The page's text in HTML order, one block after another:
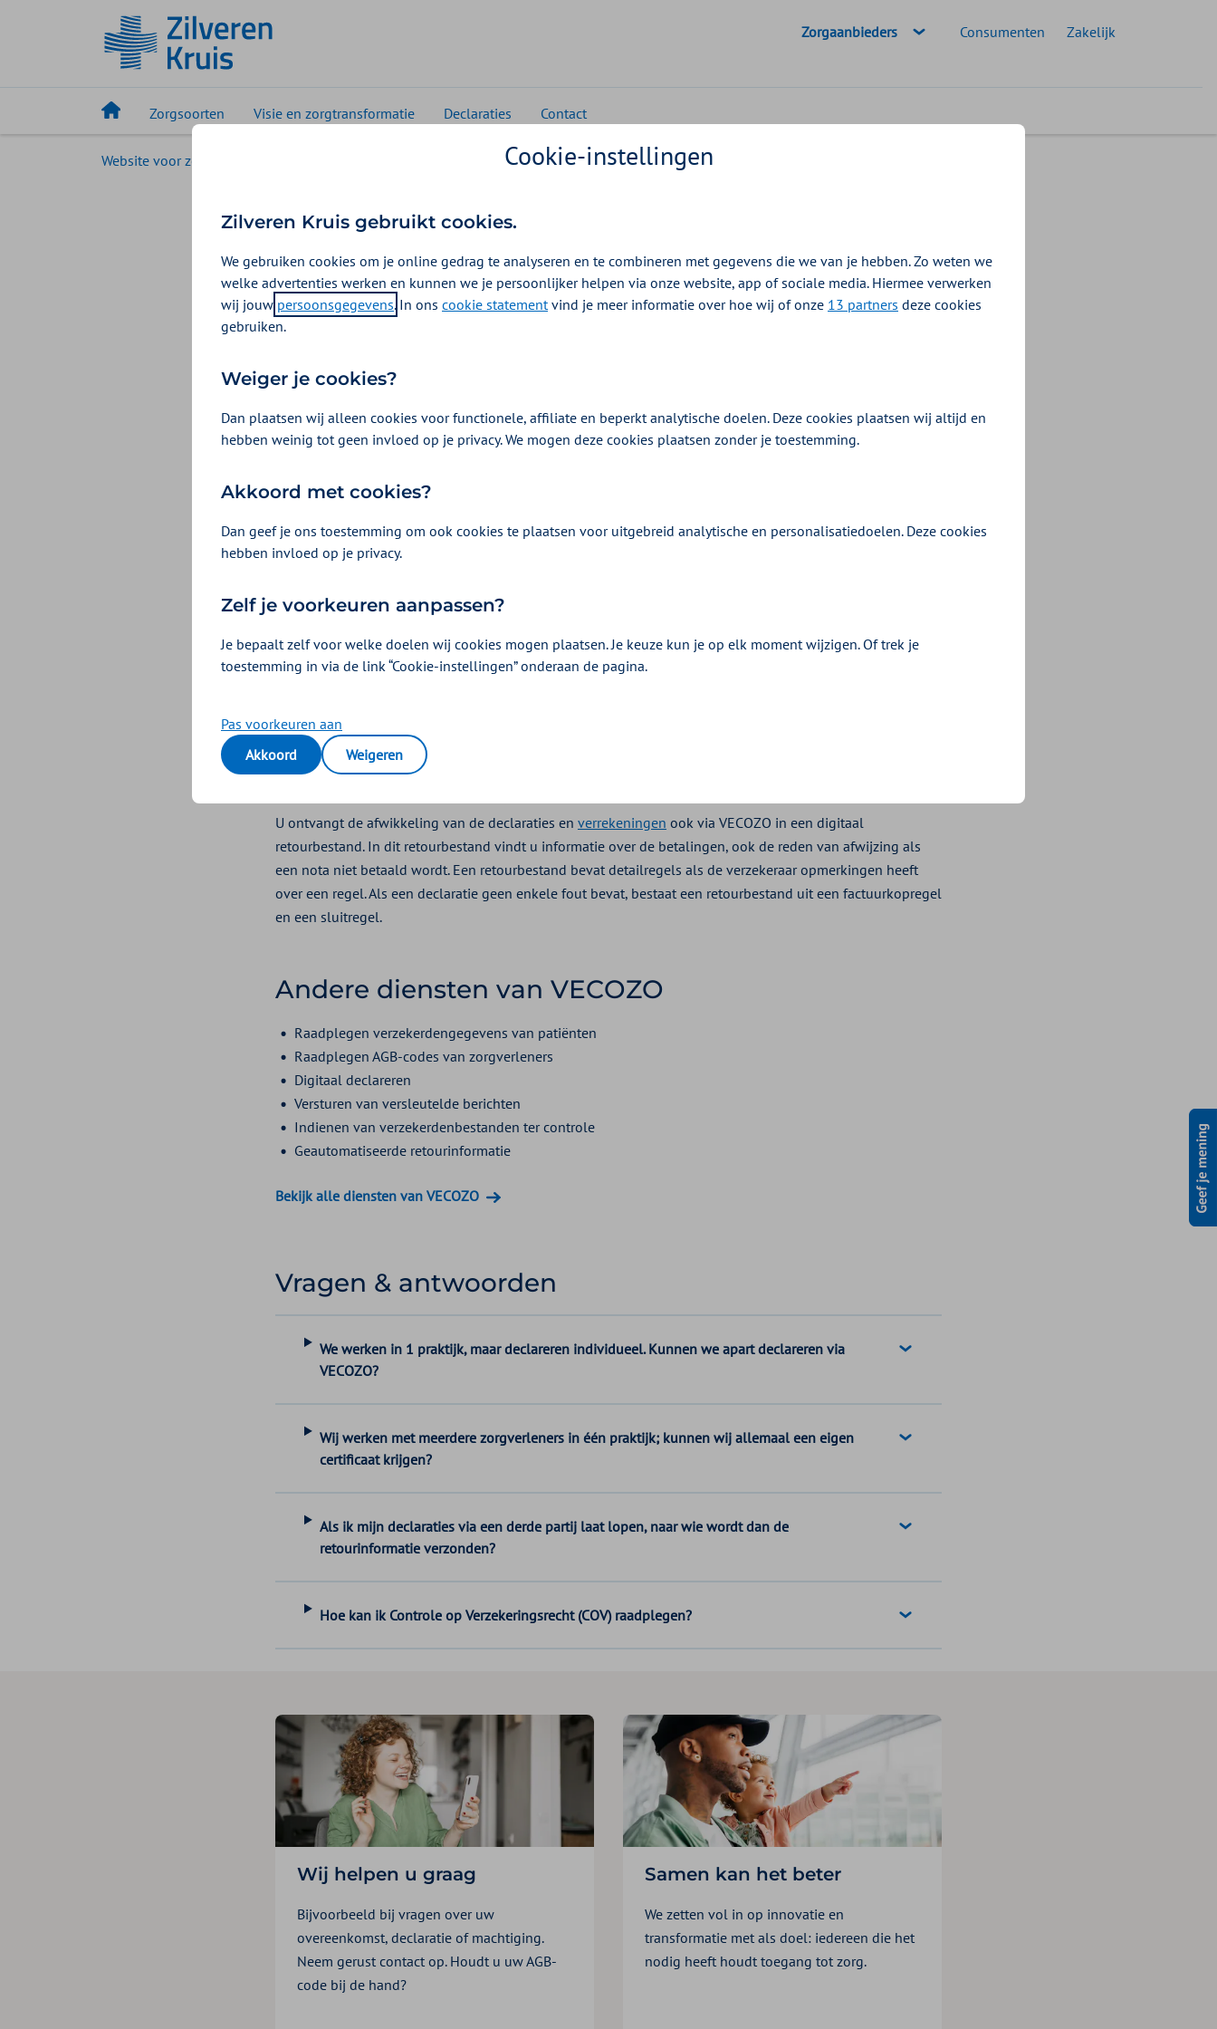
Geselecteerde doelgroep:
Zorgaanbieders Consumenten Zakelijk
Zorgsoorten Visie en zorgtransformatie Declaraties Contact
Website voor zorgaanbieders Declareren via VECOZO
Declareren via VECOZO
VECOZO is een beveiligd internetportaal en staat voor Veilige Communicatie in de
Zorg. De diensten van VECOZO zijn voor zorgverleners kosteloos. Zorgverzekeraars
nemen gezamenlijk de kosten op zich.
Veelgestelde vragen op VECOZO.nl
Aanmelden bij VECOZO
Belangrijkste voorwaarden voor digitaal declareren
WTZi vergunning voor medisch-specialistische zorg (geldt alleen voor instellingen)
Certificaat VECOZO
Andere afspraken kunt u in het declaratieprotocol raadplegen.
Retourbestanden
U ontvangt de afwikkeling van de declaraties en verrekeningen ook via VECOZO in een digitaal
retourbestand. In dit retourbestand vindt u informatie over de betalingen, ook de reden van afwijzing als
een nota niet betaald wordt. Een retourbestand bevat detailregels als de verzekeraar opmerkingen heeft
over een regel. Als een declaratie geen enkele fout bevat, bestaat een retourbestand uit een factuurkopregel
en een sluitregel.
Andere diensten van VECOZO
Raadplegen verzekerdengegevens van patiënten
Raadplegen AGB-codes van zorgverleners
Digitaal declareren
Versturen van versleutelde berichten
Indienen van verzekerdenbestanden ter controle
Geautomatiseerde retourinformatie
Bekijk alle diensten van VECOZO
Vragen & antwoorden
We werken in 1 praktijk, maar declareren individueel. Kunnen we apart declareren via
VECOZO?
Wij werken met meerdere zorgverleners in één praktijk; kunnen wij allemaal een eigen
certificaat krijgen?
Als ik mijn declaraties via een derde partij laat lopen, naar wie wordt dan de
retourinformatie verzonden?
Hoe kan ik Controle op Verzekeringsrecht (COV) raadplegen?
Wij helpen u graag
Bijvoorbeeld bij vragen over uw
overeenkomst, declaratie of machtiging.
Neem gerust contact op. Houdt u uw AGB-
code bij de hand?
Samen kan het beter
We zetten vol in op innovatie en
transformatie met als doel: iedereen die het
nodig heeft houdt toegang tot zorg.
Cookie-instellingen
Zilveren Kruis gebruikt cookies.
We gebruiken cookies om je online gedrag te analyseren en te combineren met gegevens die we van je hebben. Zo weten we
welke advertenties werken en kunnen we je persoonlijker helpen via onze website, app of sociale media. Hiermee verwerken
wij jouw persoonsgegevens. In ons cookie statementvind je meer informatie over hoe wij of onze 13 partners deze cookies
gebruiken.
Weiger je cookies?
Dan plaatsen wij alleen cookies voor functionele, affiliate en beperkt analytische doelen. Deze cookies plaatsen wij altijd en
hebben weinig tot geen invloed op je privacy. We mogen deze cookies plaatsen zonder je toestemming.
Akkoord met cookies?
Dan geef je ons toestemming om ook cookies te plaatsen voor uitgebreid analytische en personalisatiedoelen. Deze cookies
hebben invloed op je privacy.
Zelf je voorkeuren aanpassen?
Je bepaalt zelf voor welke doelen wij cookies mogen plaatsen. Je keuze kun je op elk moment wijzigen. Of trek je
toestemming in via de link “Cookie-instellingen” onderaan de pagina.
Pas voorkeuren aan
Akkoord
Weigeren